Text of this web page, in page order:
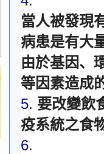
當人被發現
病患是有大
由於基因、
等因素造成
5. 要改變飲
疫系統之食
6.